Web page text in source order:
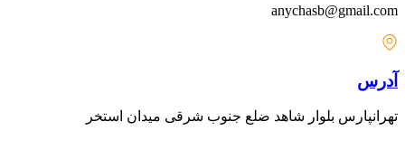
anychasb@gmail.com
آدرس
تهرانپارس بلوار شاهد ضلع جنوب شرقی میدان استخر